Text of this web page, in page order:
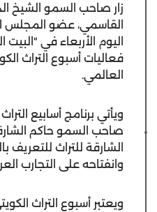
زار صاحب السمو الشيخ
القاسمي، عضو المجلس
اليوم الأربعاء في
فعاليات أسبوع التراث
العالمي.
ويأتي برنامج أسابيع
صاحب السمو حاكم
الشارقة للتراث للتعريف
وانفتاحه على التجارب
ويعتبر أسبوع التراث